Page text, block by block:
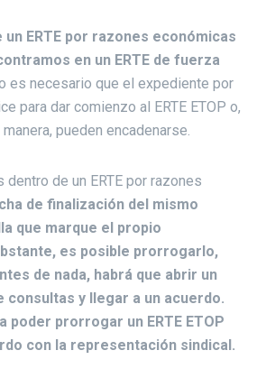
ERTE por razones económicas
en un ERTE de fuerza
es necesario que el expediente por
para dar comienzo al ERTE ETOP o,
pueden encadenarse.
de un ERTE por razones
de finalización del mismo
que marque el propio
es posible prorrogarlo,
de nada, habrá que abrir un
consultas y llegar a un acuerdo.
poder prorrogar un ERTE ETOP
con la representación sindical.